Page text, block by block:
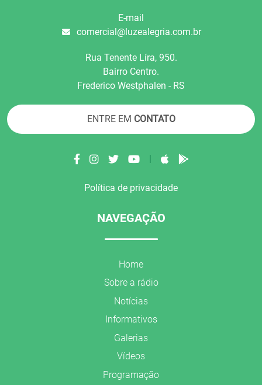
E-mail
comercial@luzealegria.com.br
Rua Tenente Líra, 950.
Bairro Centro.
Frederico Westphalen - RS
ENTRE EM CONTATO
Política de privacidade
NAVEGAÇÃO
Home
Sobre a rádio
Notícias
Informativos
Galerias
Vídeos
Programação